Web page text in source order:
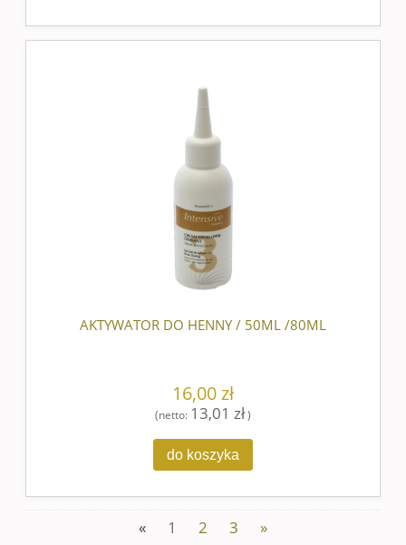
AKTYWATOR DO HENNY / 50ML /80ML
16,00 zł
(netto: 13,01 zł)
do koszyka
« 1 2 3 »